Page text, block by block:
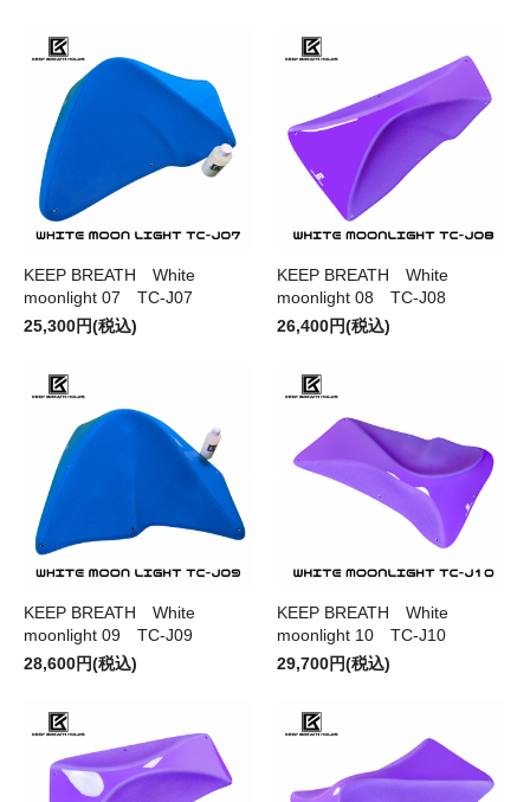
KEEP BREATH White
moonlight 07 TC-J07
25,300円(税込)
KEEP BREATH White
moonlight 08 TC-J08
26,400円(税込)
KEEP BREATH White
moonlight 09 TC-J09
28,600円(税込)
KEEP BREATH White
moonlight 10 TC-J10
29,700円(税込)